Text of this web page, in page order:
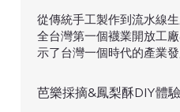
從傳統手工製作到流水線
全台灣第一個襪業開放工
示了台灣一個時代的產業
芭樂採摘&鳳梨酥DIY體驗